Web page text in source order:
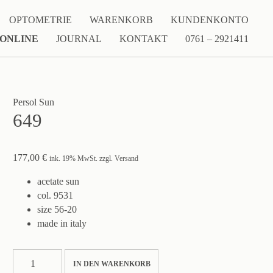
OPTOMETRIE WARENKORB
KUNDENKONTO
JOURNAL KONTAKT 0761 – 2921411
Persol Sun
649
177,00 € ink. 19% MwSt. zzgl. Versand
acetate sun
col. 9531
size 56-20
made in italy
Menge
IN DEN WARENKORB